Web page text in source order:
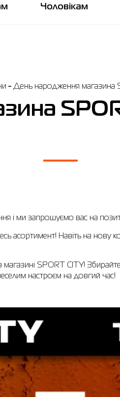
Чоловікам
День народження магазина
і ми запрошуємо вас на
асортимент! Навіть на
SPORT CITY!
настроєм на довгий час!